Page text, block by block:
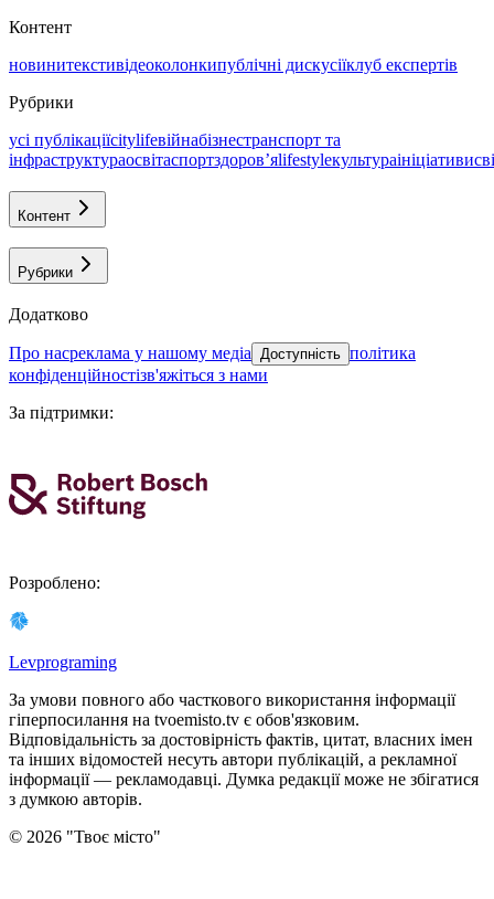
Контент
новинитекстивідеоколонкипублічні дискусіїклуб експертів
Рубрики
усі публікаціїcitylifeвійнабізнестранспорт та
інфраструктураосвітаспортздоровʼяlifestyleкультураініціативи
Контент
Рубрики
Додатково
про насреклама у нашому медіа Доступність політика
конфіденційностізв'яжіться з нами
За підтримки:
Розроблено:
Levprograming
За умови повного або часткового використання iнформацiї
гіперпосилання на tvoemisto.tv є обов'язковим.
Відповідальність за достовірність фактів, цитат, власних імен
та інших відомостей несуть автори публікацій, а рекламної
інформації — рекламодавці. Думка редакцiї може не збiгатися
з думкою авторiв.
© 2026 "Твоє місто"